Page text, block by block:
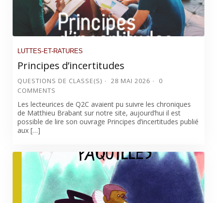
LUTTES-ET-RATURES
Principes d’incertitudes
QUESTIONS DE CLASSE(S) 28 MAI 2026
0
COMMENTS
Les lecteurices de Q2C avaient pu suivre les chroniques
de Matthieu Brabant sur notre site, aujourd’hui il est
possible de lire son ouvrage Principes d’incertitudes publié
aux […]